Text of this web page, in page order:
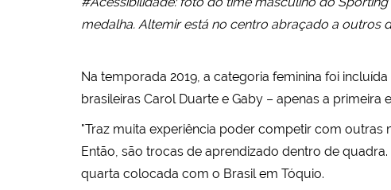
medalha. Altemir está no centro abraçado a outros
Na temporada 2019, a categoria feminina foi
brasileiras Carol Duarte e Gaby – apenas a
"Traz muita experiência poder competir com outras
Então, são trocas de aprendizado dentro de
quarta colocada com o Brasil em Tóquio.